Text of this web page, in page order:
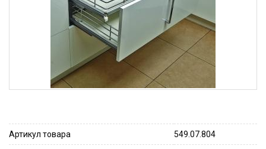
Артикул товара 549.07.804